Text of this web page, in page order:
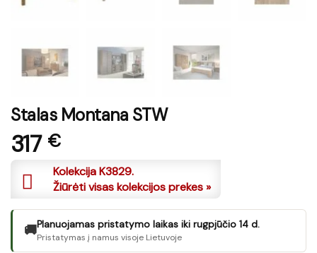
Stalas Montana STW
317 €
Kolekcija K3829.
Žiūrėti visas kolekcijos prekes »
🚚Planuojamas pristatymo laikas iki rugpjūčio 14 d.
Pristatymas į namus visoje Lietuvoje